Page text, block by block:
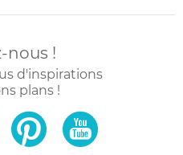
nous !
d'inspirations
plans !